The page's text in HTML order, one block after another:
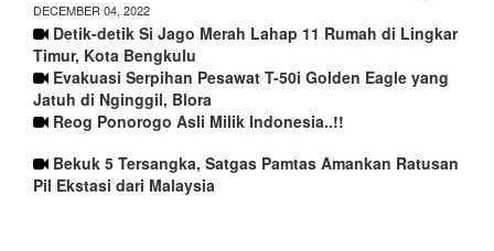
DECEMBER 04, 2022
Detik-detik Si Jago Merah Lahap 11 Rumah di Lingkar
Timur, Kota Bengkulu
Evakuasi Serpihan Pesawat T-50i Golden Eagle yang
Jatuh di Nginggil, Blora
Reog Ponorogo Asli Milik Indonesia..!!
Bekuk 5 Tersangka, Satgas Pamtas Amankan Ratusan
Pil Ekstasi dari Malaysia